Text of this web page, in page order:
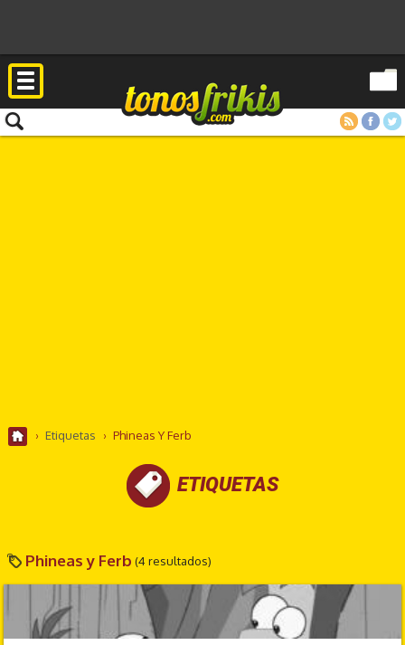
RSS FacebookTwitter
› Etiquetas › Phineas Y Ferb
ETIQUETAS
Phineas y Ferb (4 resultados)